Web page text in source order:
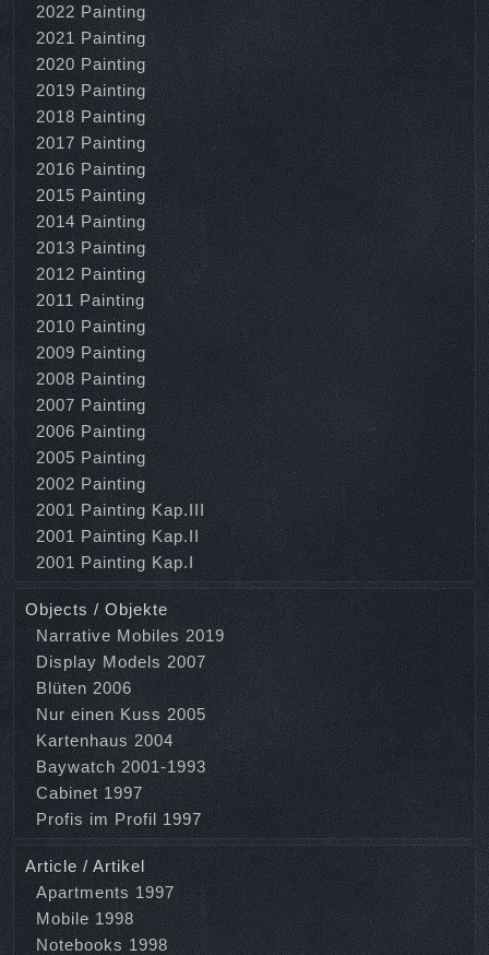
2022 Painting
2021 Painting
2020 Painting
2019 Painting
2018 Painting
2017 Painting
2016 Painting
2015 Painting
2014 Painting
2013 Painting
2012 Painting
2011 Painting
2010 Painting
2009 Painting
2008 Painting
2007 Painting
2006 Painting
2005 Painting
2002 Painting
2001 Painting Kap.III
2001 Painting Kap.II
2001 Painting Kap.I
Objects / Objekte
Narrative Mobiles 2019
Display Models 2007
Blüten 2006
Nur einen Kuss 2005
Kartenhaus 2004
Baywatch 2001-1993
Cabinet 1997
Profis im Profil 1997
Article / Artikel
Apartments 1997
Mobile 1998
Notebooks 1998